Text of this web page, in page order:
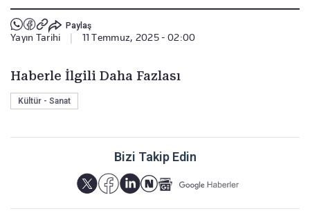
Paylaş
Yayın Tarihi 11 Temmuz, 2025 - 02:00
Haberle İlgili Daha Fazlası
Kültür - Sanat
Bizi Takip Edin